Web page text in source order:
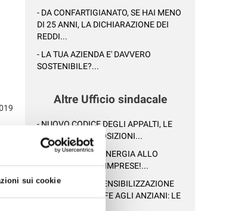
sui cookie
- DA CONFARTIGIANATO, SE HAI MENO
DI 25 ANNI, LA DICHIARAZIONE DEI
REDDI...
- LA TUA AZIENDA E' DAVVERO
SOSTENIBILE?...
Altre Ufficio sindacale
- NUOVO CODICE DEGLI APPALTI, LE
PRINCIPALI DISPOSIZIONI...
- NON TOGLIETE ENERGIA ALLO
SVILUPPO DELLE IMPRESE!...
- CAMPAGNA DI SENSIBILIZZAZIONE
CONTRO LE TRUFFE AGLI ANZIANI: LE